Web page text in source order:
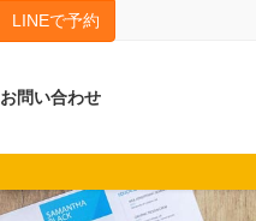
LINEで予約
お問い合わせ